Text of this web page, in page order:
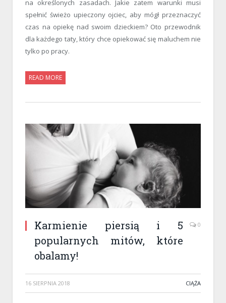
na określonych zasadach. Jakie zatem warunki musi
spełnić świeżo upieczony ojciec, aby mógł przeznaczyć
czas na opiekę nad swoim dzieckiem? Oto przewodnik
dla każdego taty, który chce opiekować się maluchem nie
tylko po pracy.
READ MORE
Karmienie piersią i 5
popularnych mitów, które
obalamy!
0
16 SIERPNIA 2018 CIĄŻA